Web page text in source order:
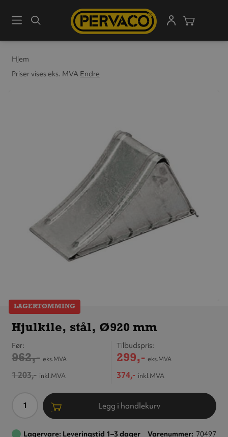
MenySøk
Hjem
Priser vises eks. MVA Endre
LAGERTØMMING
Hjulkile,
Ø920 mm
Hjulkile, stål, Ø920 mm
Tilbudspris
299,- eks.MVA
374,- inkl.MVA
Før
962,- eks.MVA
1 203,- inkl.MVA
Antall Legg i handlekurv
Lagervare: Leveringstid 1–3 dager Varenummer 70497